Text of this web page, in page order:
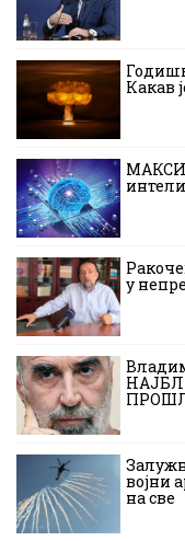
Какав
у
војни
на све